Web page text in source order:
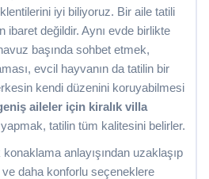
iyi biliyoruz. Bir aile tatili
ibaret değildir. Aynı evde birlikte
başında sohbet etmek,
evcil hayvanın da tatilin bir
kendi düzenini koruyabilmesi
aileler için kiralık villa
tatilin tüm kalitesini belirler.
anlayışından uzaklaşıp
daha konforlu seçeneklere